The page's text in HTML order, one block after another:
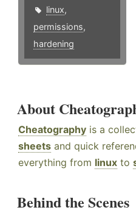
linux,
permissions,
hardening
About
Cheatography is a
sheets and quick
everything from linux to
Behind the Scenes